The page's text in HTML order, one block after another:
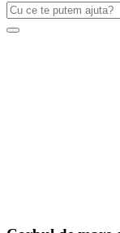
Caută
după:
Search